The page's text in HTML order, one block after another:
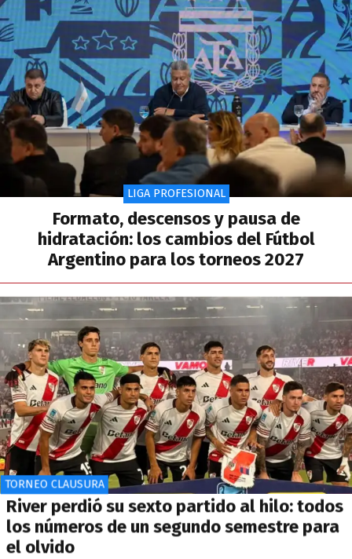
LIGA PROFESIONAL
Formato, descensos y pausa de
hidratación: los cambios del Fútbol
Argentino para los torneos 2027
TORNEO CLAUSURA
River perdió su sexto partido al hilo: todos
los números de un segundo semestre para
el olvido